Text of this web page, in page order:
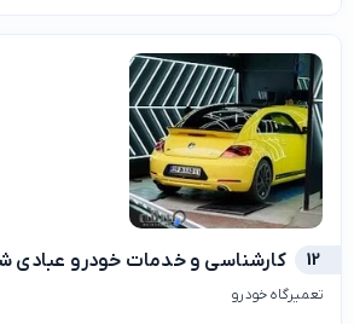
12 کارشناسی و خدمات خودرو عبادی
تعمیرگاه خودرو